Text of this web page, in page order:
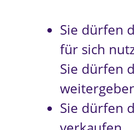
Sie dürfen
für sich
Sie dürfen
Sie dürfen